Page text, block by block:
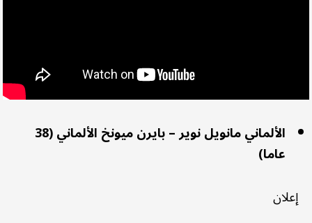
الألماني مانويل نوير – بايرن ميونخ الألماني (38
عاما)
إعلان